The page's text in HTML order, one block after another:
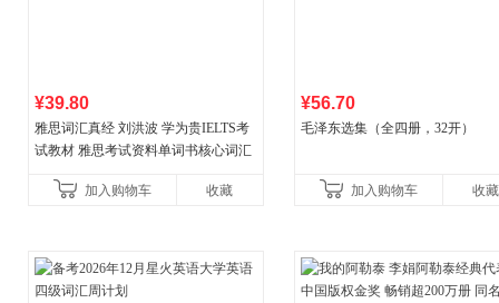
¥39.80
雅思词汇真经 刘洪波 学为贵IELTS考
试教材 雅思考试资料单词书核心词汇
加入购物车
收藏
¥56.70
毛泽东选集（全四册，32开）
加入购物车 收藏